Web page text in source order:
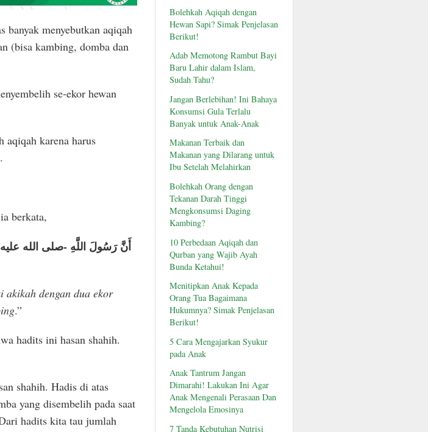
banyak menyebutkan aqiqah
(bisa kambing, domba dan
se-ekor hewan
aqiqah karena harus
berkata,
أَنَّ رَسُولَ اللَّهِ -صلى الله
akikah dengan dua ekor
.”
hadits ini hasan shahih.
shahih. Hadis di atas
yang disembelih pada saat
hadits kita tau jumlah
Bolehkah Aqiqah dengan
Hewan Sapi? Simak Penjelasan
Berikut!
Adab Memotong Rambut Bayi
Baru Lahir dalam Islam,
Sudah Tahu?
Jangan Berlebihan! Ini Bahaya
Konsumsi Gula Terlalu
Banyak untuk Anak-Anak
Makanan Terbaik dan
Makanan yang Dilarang untuk
Ibu Setelah Melahirkan
Bolehkah Orang dengan
Tekanan Darah Tinggi
Mengkonsumsi Daging
Kambing?
10 Perbedaan Aqiqah dan
Qurban yang Wajib Ayah
Bunda Ketahui!
Menitipkan Anak Kepada
Orang Tua Bagaimana
Hukumnya? Simak Penjelasan
Berikut!
5 Cara Mengajarkan Syukur
pada Anak
Anak Tantrum Jangan
Dimarahi! Lakukan Ini Agar
Anak Mengenali Perasaan Dan
Mengelola Emosinya
7 Tanda Kebutuhan Nutrisi